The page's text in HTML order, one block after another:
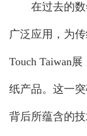
在过去的数
广泛应用，为
Touch Taiwan
纸产品。这一
背后所蕴含的